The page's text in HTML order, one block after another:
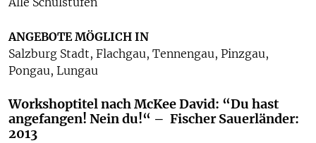
ANGEBOTE MÖGLICH IN
Salzburg Stadt, Flachgau, Tennengau, Pinzgau,
Pongau, Lungau
Workshoptitel nach McKee David: “Du hast
angefangen! Nein du!“ – Fischer Sauerländer:
2013